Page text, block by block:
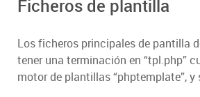
Ficheros de plantilla
Los ficheros principales de pantilla
tener una terminación en “tpl.php”
motor de plantillas “phptemplate”, y